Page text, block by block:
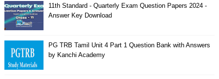
11th Standard - Quarterly Exam Question Papers 2024 -
Answer Key Download
PG TRB Tamil Unit 4 Part 1 Question Bank with Answers
by Kanchi Academy